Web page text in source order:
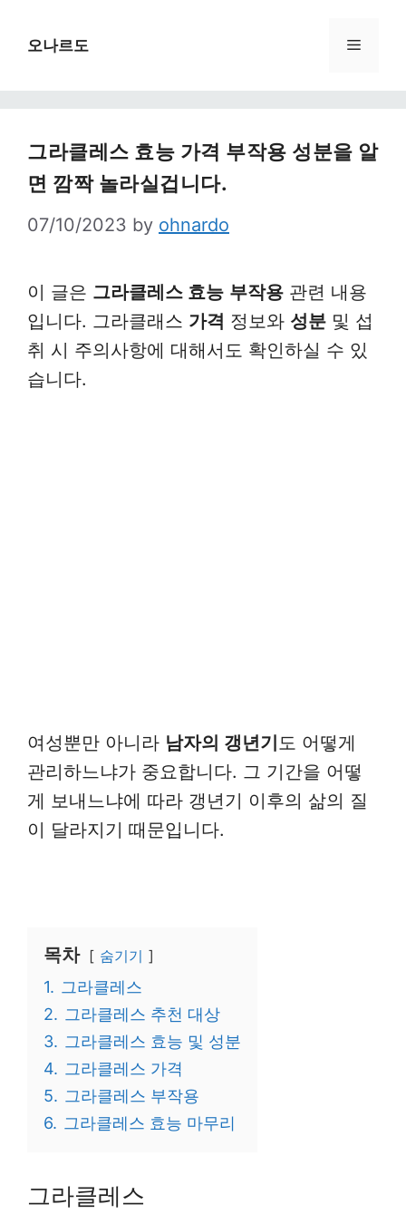
오나르도 Menu
그라클레스 효능 가격 부작용 성분을 알
면 깜짝 놀라실겁니다.
07/10/2023 by ohnardo
이 글은 그라클레스 효능 부작용 관련 내용
입니다. 그라클래스 가격 정보와 성분 및 섭
취 시 주의사항에 대해서도 확인하실 수 있
습니다.
여성뿐만 아니라 남자의 갱년기도 어떻게
관리하느냐가 중요합니다. 그 기간을 어떻
게 보내느냐에 따라 갱년기 이후의 삶의 질
이 달라지기 때문입니다.
목차 숨기기
1. 그라클레스
2. 그라클레스 추천 대상
3. 그라클레스 효능 및 성분
4. 그라클레스 가격
5. 그라클레스 부작용
6. 그라클레스 효능 마무리
그라클레스